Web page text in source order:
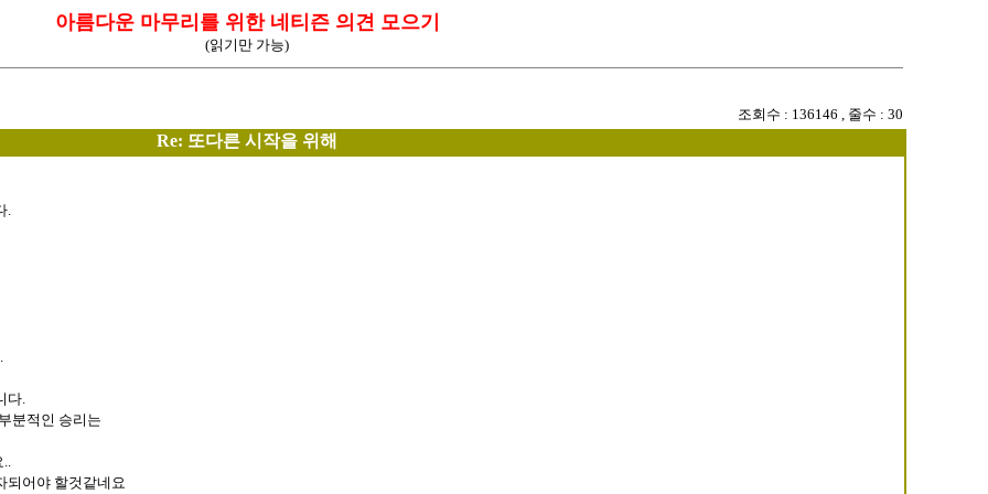
아름다운 마무리를 위한 네티즌 의견 모으기
(읽기만 가능)
조회수 : 136146 , 줄수 : 30
Re: 또다른 시작을 위해
.
다.
분적인 승리는
..
되어야 할것같네요